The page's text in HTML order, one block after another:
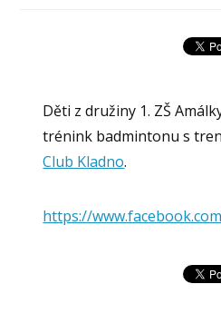
Děti z družiny 1. ZŠ
trénink badmintonu s
Club Kladno.
https://